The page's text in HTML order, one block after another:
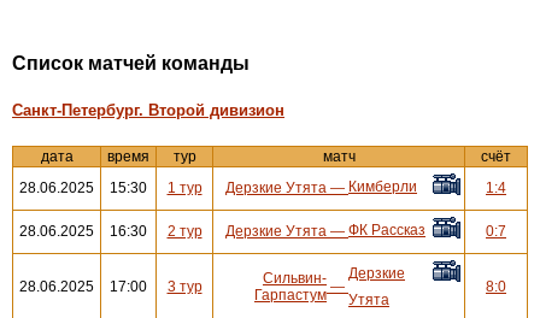
Cписок матчей команды
Санкт-Петербург. Второй дивизион
дата время тур матч
счёт
28.06.2025
15:30 1 тур Дерзкие Утята — Кимберли 1:4
28.06.2025 16:30 2 тур Дерзкие Утята — ФК Рассказ 0:7
28.06.2025 17:00 3 тур
Сильвин-
Гарпастум —
Дерзкие
Утята
8:0